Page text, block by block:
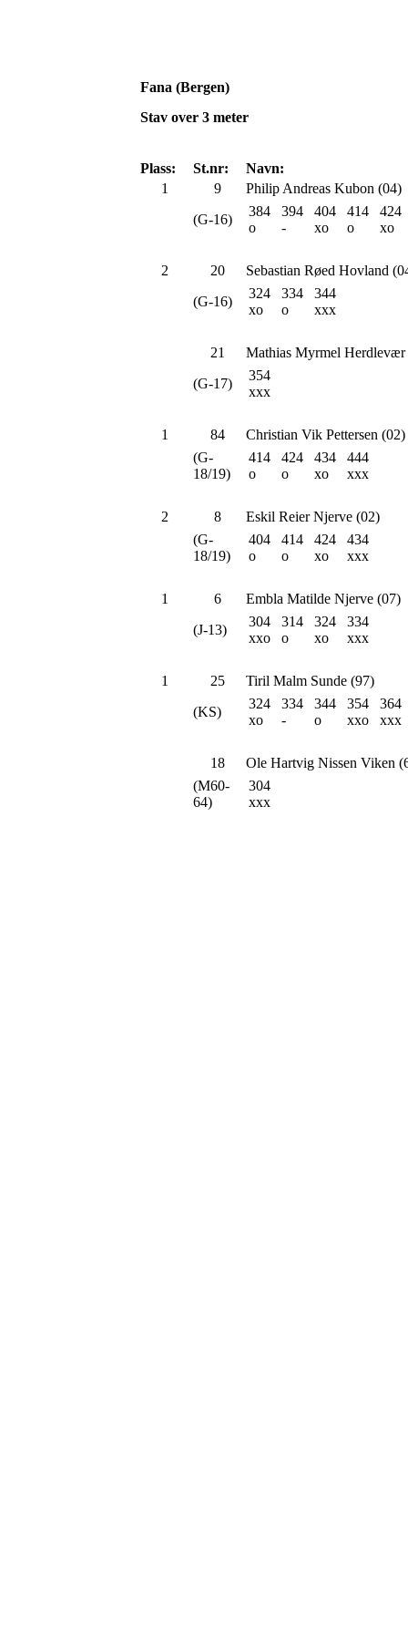
Fana (Bergen)
Stav over 3 meter
Plass: St.nr:
Navn:
1
9
Philip Andreas Kubon (04)
(G-16)
384
o
394
-
404
xo
414
o
424
xo
2 20
Sebastian Røed Hovland
(G-16)
324
xo
334
o
344
xxx
21
Mathias Myrmel Herdlevær
(G-17)
354
xxx
1 84
Christian Vik Pettersen (02)
(G-
18/19)
414
o
424
o
434
xo
444
xxx
2 8
Eskil Reier Njerve (02)
(G-
18/19)
404
o
414
o
424
xo
434
xxx
1 6
Embla Matilde Njerve (07)
(J-13)
304
xxo
314
o
324
xo
334
xxx
1 25
Tiril Malm Sunde (97)
(KS)
324
xo
334
-
344
o
354
xxo
364
xxx
18
Ole Hartvig Nissen Viken
(M60-
64)
304
xxx